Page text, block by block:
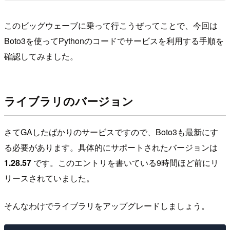
このビッグウェーブに乗って行こうぜってことで、今回は
Boto3を使ってPythonのコードでサービスを利用する手順を
確認してみました。
ライブラリのバージョン
さてGAしたばかりのサービスですので、Boto3も最新にす
る必要があります。具体的にサポートされたバージョンは
1.28.57 です。このエントリを書いている9時間ほど前にリ
リースされていました。
そんなわけでライブラリをアップグレードしましょう。